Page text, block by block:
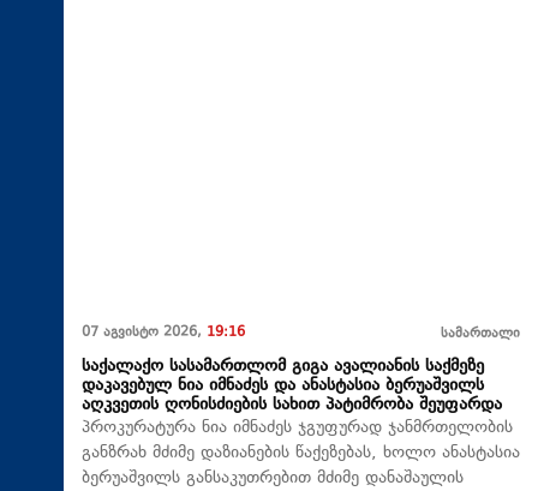
07 აგვისტო 2026, 19:16 სამართალი
საქალაქო სასამართლომ გიგა ავალიანის საქმეზე
დაკავებულ ნია იმნაძეს და ანასტასია ბერუაშვილს
აღკვეთის ღონისძიების სახით პატიმრობა შეუფარდა
პროკურატურა ნია იმნაძეს ჯგუფურად ჯანმრთელობის
განზრახ მძიმე დაზიანების წაქეზებას, ხოლო ანასტასია
ბერუაშვილს განსაკუთრებით მძიმე დანაშაულის